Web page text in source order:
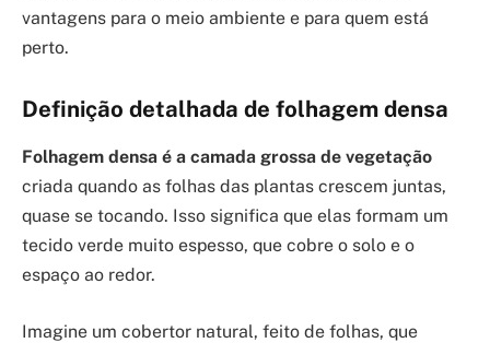
vantagens para o meio ambiente e para quem está
perto.
Definição detalhada de folhagem densa
Folhagem densa é a camada grossa de vegetação
criada quando as folhas das plantas crescem juntas,
quase se tocando. Isso significa que elas formam um
tecido verde muito espesso, que cobre o solo e o
espaço ao redor.
Imagine um cobertor natural, feito de folhas, que